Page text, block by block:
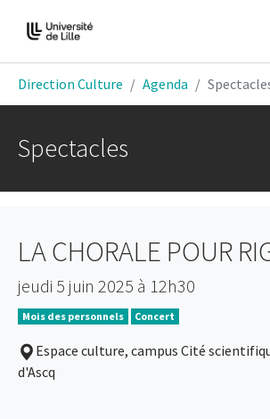
Direction Culture Agenda
Spectacles
LA CHORALE POUR
jeudi 5 juin 2025 à 12h30
Mois des personnels Concert
Espace culture, campus Cité
d'Ascq